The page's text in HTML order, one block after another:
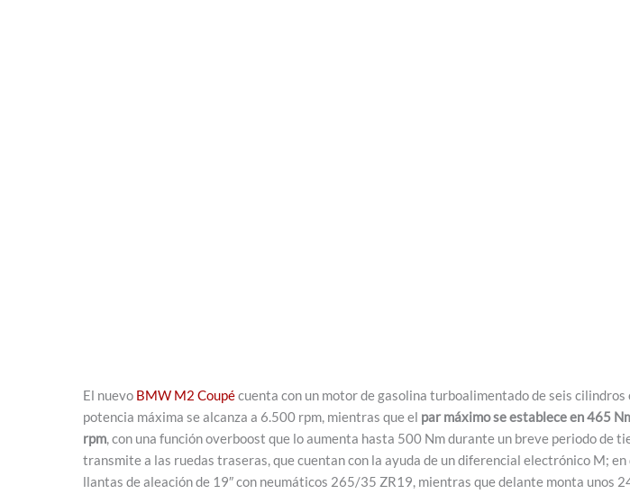
El nuevo BMW M2 Coupécuenta con un motor de gasolina turboalimentado de seis cilindros
potencia máxima se alcanza a 6.500 rpm, mientras que el par máximo se establece en 465
rpm, con una función overboost que lo aumenta hasta 500 Nm durante un breve periodo de
transmite a las ruedas traseras, que cuentan con la ayuda de un diferencial electrónico M; en
llantas de aleación de 19″ con neumáticos 265/35 ZR19, mientras que delante monta unos